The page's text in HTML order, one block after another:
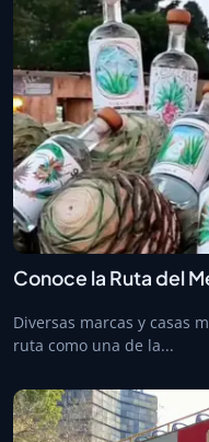
Conoce la Ruta del
Diversas marcas y casas
ruta como una de la...